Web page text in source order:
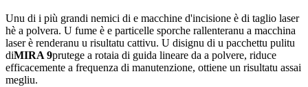
Unu di i più grandi nemici di e macchine d'incisione è di taglio laser
hè a polvera. U fume è e particelle sporche rallenteranu a macchina
laser è renderanu u risultatu cattivu. U disignu di u pacchettu pulitu
diMIRA 9prutege a rotaia di guida lineare da a polvere, riduce
efficacemente a frequenza di manutenzione, ottiene un risultatu assai
megliu.